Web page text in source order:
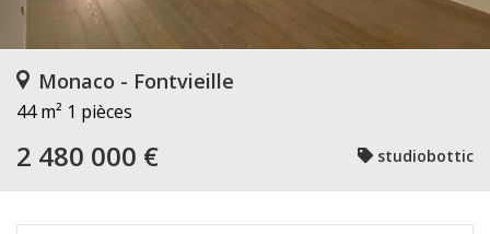
Monaco - Fontvieille
44 m² 1 pièces
2 480 000 € studiobottic